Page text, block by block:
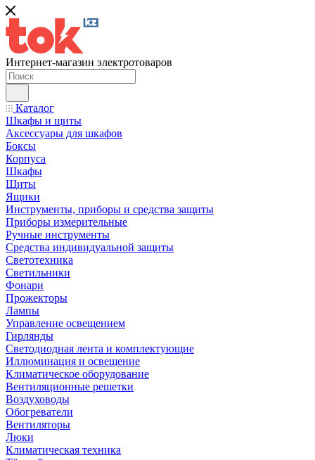
Интернет-магазин электротоваров
Каталог
Шкафы и щиты
Аксессуары для шкафов
Боксы
Корпуса
Шкафы
Щиты
Ящики
Инструменты, приборы и средства защиты
Приборы измерительные
Ручные инструменты
Средства индивидуальной защиты
Светотехника
Светильники
Фонари
Прожекторы
Лампы
Управление освещением
Гирлянды
Светодиодная лента и комплектующие
Иллюминация и освещение
Климатическое оборудование
Вентиляционные решетки
Воздуховоды
Обогреватели
Вентиляторы
Люки
Климатическая техника